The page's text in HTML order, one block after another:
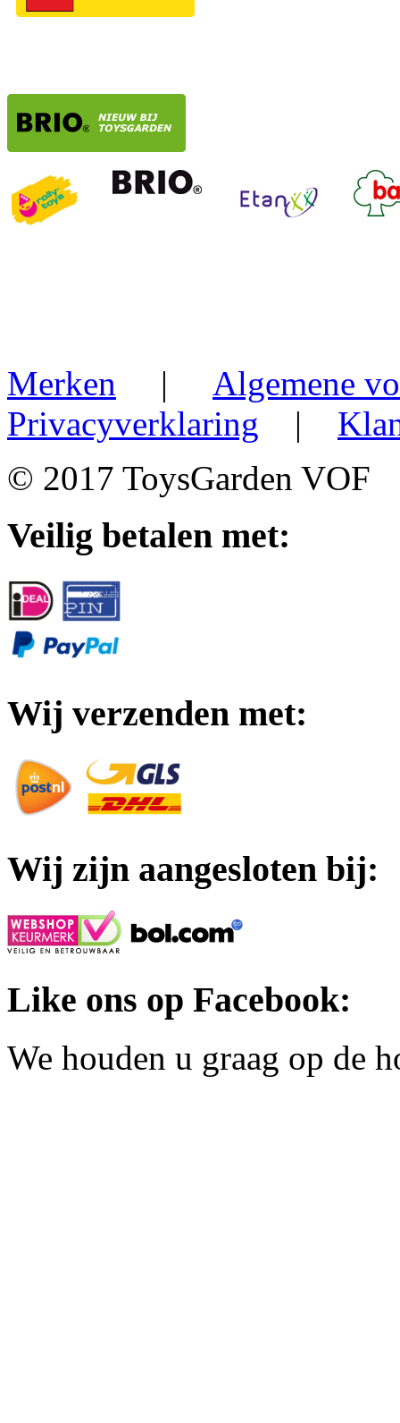
Merken | Algemene
Privacyverklaring |
© 2017 ToysGarden VOF
Veilig betalen met:
Wij verzenden met:
Wij zijn aangesloten bij:
Like ons op Facebook:
We houden u graag op de